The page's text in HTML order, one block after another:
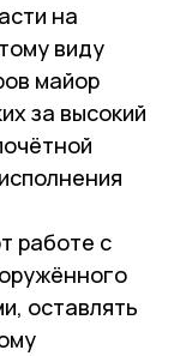
на
виду
майор
за высокий
работе с
оставлять